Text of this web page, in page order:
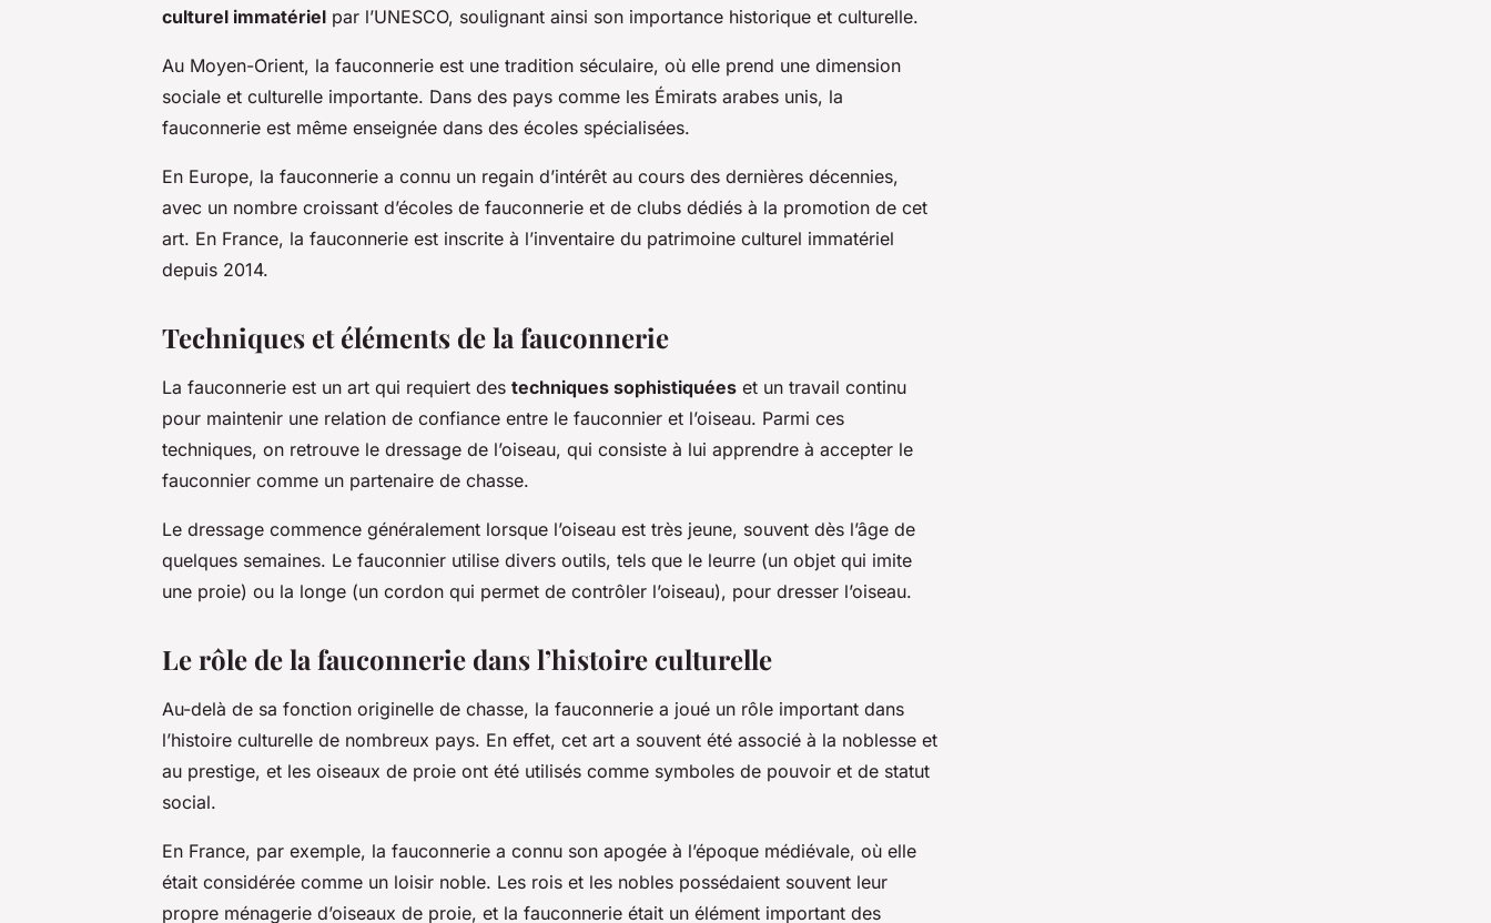
culturel immatériel par l’UNESCO, soulignant ainsi son importance historique et culturelle.
Au Moyen-Orient, la fauconnerie est une tradition séculaire, où elle prend une dimension
sociale et culturelle importante. Dans des pays comme les Émirats arabes unis, la
fauconnerie est même enseignée dans des écoles spécialisées.
En Europe, la fauconnerie a connu un regain d’intérêt au cours des dernières décennies,
avec un nombre croissant d’écoles de fauconnerie et de clubs dédiés à la promotion de cet
art. En France, la fauconnerie est inscrite à l’inventaire du patrimoine culturel immatériel
depuis 2014.
Techniques et éléments de la fauconnerie
La fauconnerie est un art qui requiert des techniques sophistiquées et un travail continu
pour maintenir une relation de confiance entre le fauconnier et l’oiseau. Parmi ces
techniques, on retrouve le dressage de l’oiseau, qui consiste à lui apprendre à accepter le
fauconnier comme un partenaire de chasse.
Le dressage commence généralement lorsque l’oiseau est très jeune, souvent dès l’âge de
quelques semaines. Le fauconnier utilise divers outils, tels que le leurre (un objet qui imite
une proie) ou la longe (un cordon qui permet de contrôler l’oiseau), pour dresser l’oiseau.
Le rôle de la fauconnerie dans l’histoire culturelle
Au-delà de sa fonction originelle de chasse, la fauconnerie a joué un rôle important dans
l’histoire culturelle de nombreux pays. En effet, cet art a souvent été associé à la noblesse et
au prestige, et les oiseaux de proie ont été utilisés comme symboles de pouvoir et de statut
social.
En France, par exemple, la fauconnerie a connu son apogée à l’époque médiévale, où elle
était considérée comme un loisir noble. Les rois et les nobles possédaient souvent leur
propre ménagerie d’oiseaux de proie, et la fauconnerie était un élément important des